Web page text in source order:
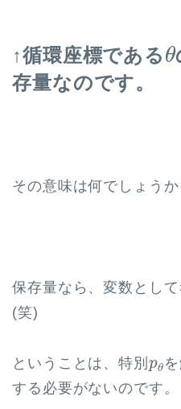
↑循環座標であるθ
θ
存量なのです。
その意味は何でしょうか
保存量なら、変数とし
(笑)
ということは、特別 pθ
pθ
する必要がないのです。